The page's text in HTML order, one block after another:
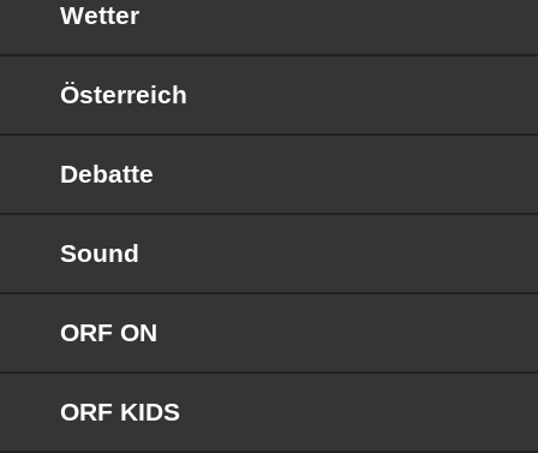
Wetter
Österreich
Debatte
Sound
ORF ON
ORF KIDS